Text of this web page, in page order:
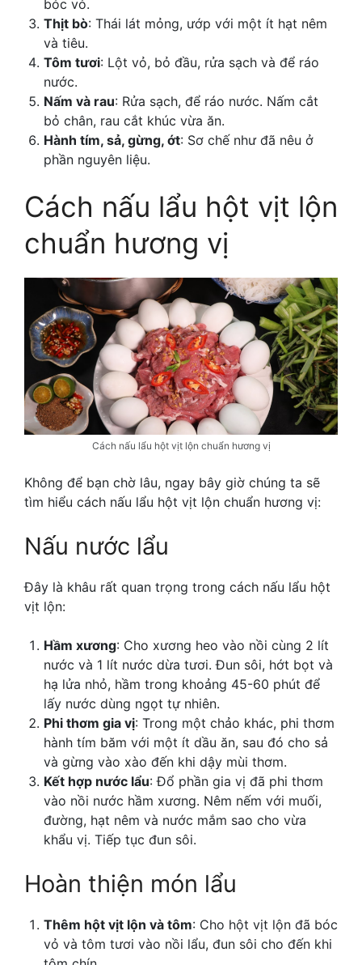
bóc vỏ.
Thịt bò: Thái lát mỏng, ướp với một ít hạt nêm
và tiêu.
Tôm tươi: Lột vỏ, bỏ đầu, rửa sạch và để ráo
nước.
Nấm và rau: Rửa sạch, để ráo nước. Nấm cắt
bỏ chân, rau cắt khúc vừa ăn.
Hành tím, sả, gừng, ớt: Sơ chế như đã nêu ở
phần nguyên liệu.
Cách nấu lẩu hột vịt lộn
chuẩn hương vị
Cách nấu lẩu hột vịt lộn chuẩn hương vị
Không để bạn chờ lâu, ngay bây giờ chúng ta sẽ
tìm hiểu cách nấu lẩu hột vịt lộn chuẩn hương vị:
Nấu nước lẩu
Đây là khâu rất quan trọng trong cách nấu lẩu hột
vịt lộn:
Hầm xương: Cho xương heo vào nồi cùng 2 lít
nước và 1 lít nước dừa tươi. Đun sôi, hớt bọt và
hạ lửa nhỏ, hầm trong khoảng 45-60 phút để
lấy nước dùng ngọt tự nhiên.
Phi thơm gia vị: Trong một chảo khác, phi thơm
hành tím băm với một ít dầu ăn, sau đó cho sả
và gừng vào xào đến khi dậy mùi thơm.
Kết hợp nước lẩu: Đổ phần gia vị đã phi thơm
vào nồi nước hầm xương. Nêm nếm với muối,
đường, hạt nêm và nước mắm sao cho vừa
khẩu vị. Tiếp tục đun sôi.
Hoàn thiện món lẩu
Thêm hột vịt lộn và tôm: Cho hột vịt lộn đã bóc
vỏ và tôm tươi vào nồi lẩu, đun sôi cho đến khi